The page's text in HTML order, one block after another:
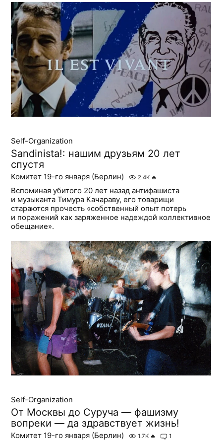
Self-Organization
Sandinista!: нашим друзьям 20 лет
спустя
Комитет 19-го января (Берлин) 2.4K 🔥
Вспоминая убитого 20 лет назад антифашиста
и музыканта Тимура Качараву, его товарищи
стараются прочесть «собственный опыт потерь
и поражений как заряженное надеждой коллективное
обещание».
Self-Organization
От Москвы до Суруча — фашизму
вопреки — да здравствует жизнь!
Комитет 19-го января (Берлин) 1.7K 🔥 1